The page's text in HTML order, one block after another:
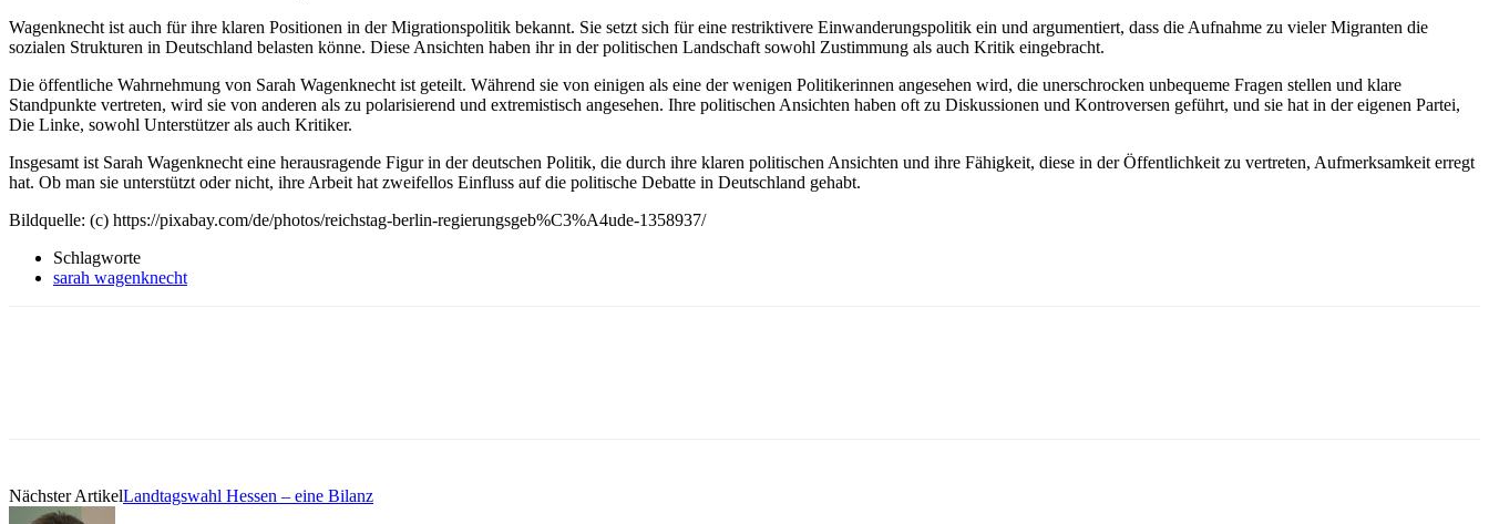
Wagenknecht ist auch für ihre klaren Positionen in der Migrationspolitik bekannt. Sie setzt sich für eine restriktivere Einwanderungspolitik ein und argumentiert, dass die Aufnahme zu vieler Migranten die
sozialen Strukturen in Deutschland belasten könne. Diese Ansichten haben ihr in der politischen Landschaft sowohl Zustimmung als auch Kritik eingebracht.
Die öffentliche Wahrnehmung von Sarah Wagenknecht ist geteilt. Während sie von einigen als eine der wenigen Politikerinnen angesehen wird, die unerschrocken unbequeme Fragen stellen und klare
Standpunkte vertreten, wird sie von anderen als zu polarisierend und extremistisch angesehen. Ihre politischen Ansichten haben oft zu Diskussionen und Kontroversen geführt, und sie hat in der eigenen Partei,
Die Linke, sowohl Unterstützer als auch Kritiker.
Insgesamt ist Sarah Wagenknecht eine herausragende Figur in der deutschen Politik, die durch ihre klaren politischen Ansichten und ihre Fähigkeit, diese in der Öffentlichkeit zu vertreten, Aufmerksamkeit erregt
hat. Ob man sie unterstützt oder nicht, ihre Arbeit hat zweifellos Einfluss auf die politische Debatte in Deutschland gehabt.
Bildquelle: (c) https://pixabay.com/de/photos/reichstag-berlin-regierungsgeb%C3%A4ude-1358937/
Schlagworte
sarah wagenknecht
Nächster ArtikelLandtagswahl Hessen – eine Bilanz